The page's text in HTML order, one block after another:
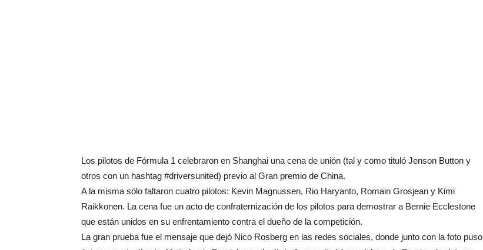
Los pilotos de Fórmula 1 celebraron en Shanghai una cena de unión (tal y como tituló Jenson Button y
otros con un hashtag #driversunited) previo al Gran premio de China.
A la misma sólo faltaron cuatro pilotos: Kevin Magnussen, Rio Haryanto, Romain Grosjean y Kimi
Raikkonen. La cena fue un acto de confraternización de los pilotos para demostrar a Bernie Ecclestone
que están unidos en su enfrentamiento contra el dueño de la competición.
La gran prueba fue el mensaje que dejó Nico Rosberg en las redes sociales, donde junto con la foto puso